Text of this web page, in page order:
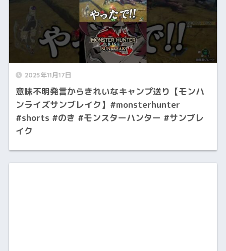
2025年11月17日
意味不明発言からきれいなキャンプ送り【モンハ
ンライズサンブレイク】#monsterhunter
#shorts #のき #モンスターハンター #サンブレ
イク